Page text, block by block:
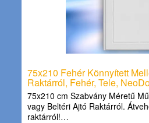
75x210 Fehér Könnyített
Raktárról, Fehér, Tele,
75x210 cm Szabvány Méretű
vagy Beltéri Ajtó Raktárról.
raktárról!…